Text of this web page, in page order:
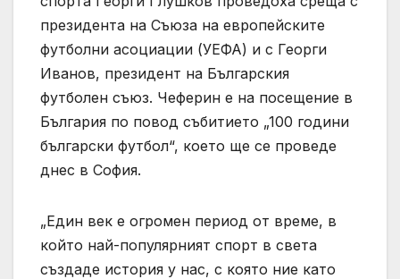
президента на Съюза на европейските
футболни асоциации (УЕФА) и с Георги
Иванов, президент на Българския
футболен съюз. Чеферин е на посещение в
България по повод събитието „100 години
български футбол“, което ще се проведе
днес в София.
„Един век е огромен период от време, в
който най-популярният спорт в света
създаде история у нас, с която ние като